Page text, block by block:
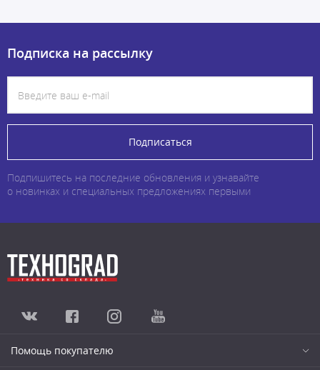
Подписка на рассылку
Подписаться
Подпишитесь на последние обновления и узнавайте
о новинках и специальных предложениях первыми
Помощь покупателю